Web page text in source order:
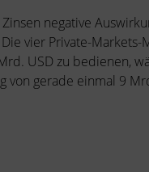
negative
vier Private-Markets-
USD zu bedienen,
von gerade einmal 9